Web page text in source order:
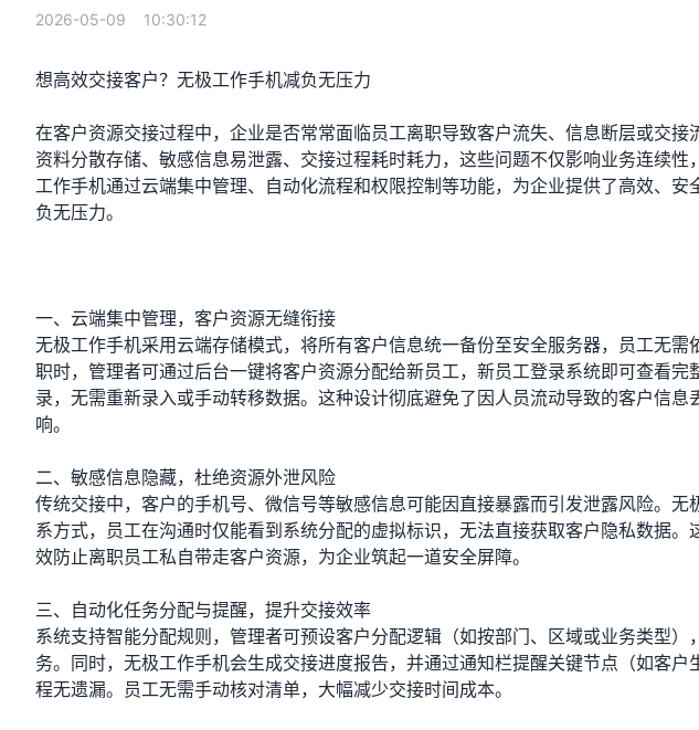
2026-05-09 10:30:12
想高效交接客户？无极工作手机减负无压力
在客户资源交接过程中，企业是否常常面临员工离职导致客户流失、信息断层或交接
资料分散存储、敏感信息易泄露、交接过程耗时耗力，这些问题不仅影响业务连续性
工作手机通过云端集中管理、自动化流程和权限控制等功能，为企业提供了高效、
负无压力。
一、云端集中管理，客户资源无缝衔接
无极工作手机采用云端存储模式，将所有客户信息统一备份至安全服务器，员工无需
职时，管理者可通过后台一键将客户资源分配给新员工，新员工登录系统即可查看完
录，无需重新录入或手动转移数据。这种设计彻底避免了因人员流动导致的客户信
响。
二、敏感信息隐藏，杜绝资源外泄风险
传统交接中，客户的手机号、微信号等敏感信息可能因直接暴露而引发泄露风险。
系方式，员工在沟通时仅能看到系统分配的虚拟标识，无法直接获取客户隐私数据。
效防止离职员工私自带走客户资源，为企业筑起一道安全屏障。
三、自动化任务分配与提醒，提升交接效率
系统支持智能分配规则，管理者可预设客户分配逻辑（如按部门、区域或业务类型
务。同时，无极工作手机会生成交接进度报告，并通过通知栏提醒关键节点（如客户
程无遗漏。员工无需手动核对清单，大幅减少交接时间成本。